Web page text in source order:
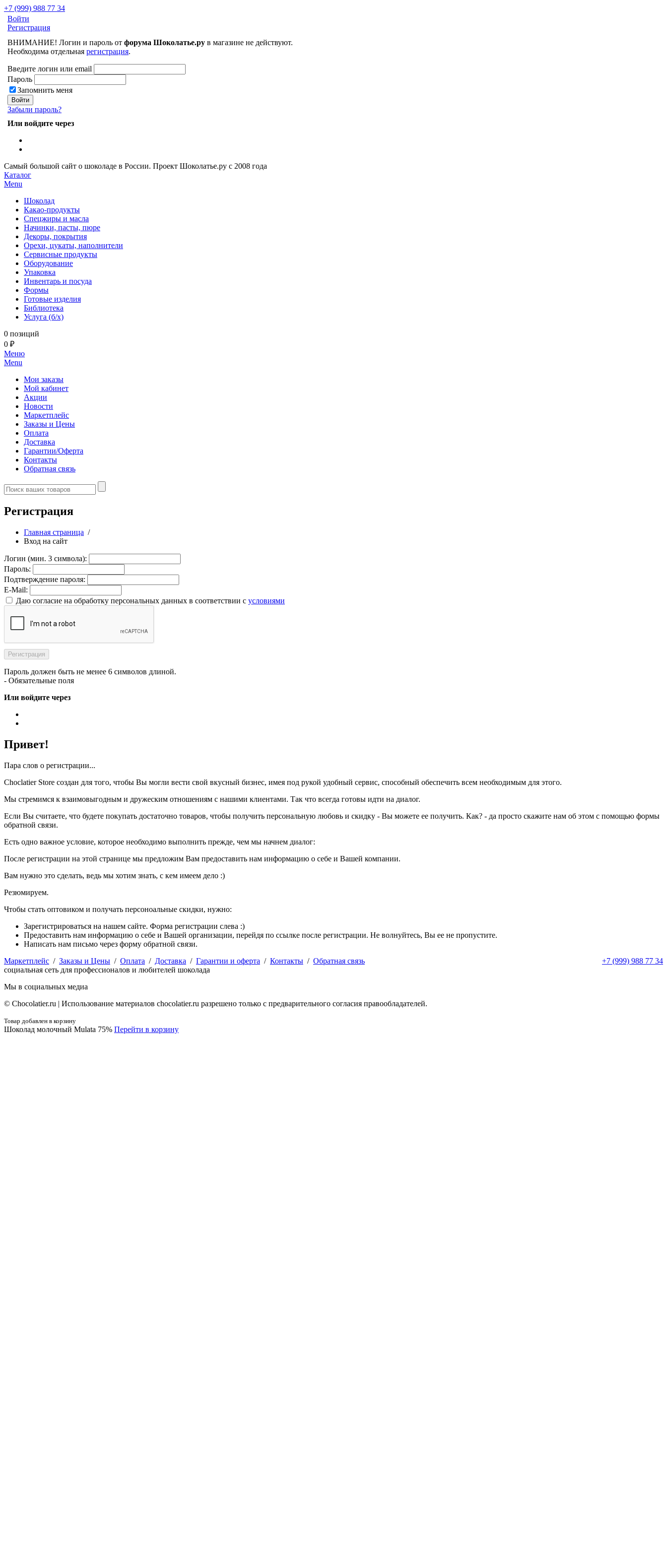
+7 (999) 988 77 34
Войти
Регистрация
ВНИМАНИЕ! Логин и пароль от форума Шоколатье.ру в магазине не действуют.
Необходима отдельная регистрация.
Введите логин или email
Пароль
Запомнить меня
Забыли пароль?
Или войдите через
Самый большой сайт о шоколаде в России. Проект Шоколатье.ру с 2008 года
Каталог
Menu
Шоколад
Какао-продукты
Спецжиры и масла
Начинки, пасты, пюре
Декоры, покрытия
Орехи, цукаты, наполнители
Сервисные продукты
Оборудование
Упаковка
Инвентарь и посуда
Формы
Готовые изделия
Библиотека
Услуга (б/х)
0 позиций
0 ₽
Меню
Menu
Мои заказы
Мой кабинет
Акции
Новости
Маркетплейс
Заказы и Цены
Оплата
Доставка
Гарантии/Оферта
Контакты
Обратная связь
Регистрация
Главная страница /
Вход на сайт
Логин (мин. 3 символа):
Пароль:
Подтверждение пароля:
E-Mail:
Даю согласие на обработку персональных данных в соответствии с условиями
Пароль должен быть не менее 6 символов длиной.
- Обязательные поля
Или войдите через
Привет!
Пара слов о регистрации...
Choclatier Store создан для того, чтобы Вы могли вести свой вкусный бизнес, имея под рукой удобный сервис, способный обеспечить всем необходимым для этого.
Мы стремимся к взаимовыгодным и дружеским отношениям с нашими клиентами. Так что всегда готовы идти на диалог.
Если Вы считаете, что будете покупать достаточно товаров, чтобы получить персональную любовь и скидку - Вы можете ее получить. Как? - да просто скажите нам об этом с помощью формы
обратной связи.
Есть одно важное условие, которое необходимо выполнить прежде, чем мы начнем диалог:
После регистрации на этой странице мы предложим Вам предоставить нам информацию о себе и Вашей компании.
Вам нужно это сделать, ведь мы хотим знать, с кем имеем дело :)
Резюмируем.
Чтобы стать оптовиком и получать персоноальные скидки, нужно:
Зарегистрироваться на нашем сайте. Форма регистрации слева :)
Предоставить нам информацию о себе и Вашей организации, перейдя по ссылке после регистрации. Не волнуйтесь, Вы ее не пропустите.
Написать нам письмо через форму обратной связи.
+7 (999) 988 77 34
Маркетплейс / Заказы и Цены / Оплата / Доставка / Гарантии и оферта / Контакты / Обратная связь
социальная сеть для профессионалов и любителей шоколада
Мы в социальных медиа
© Сhocolatier.ru | Использование материалов chocolatier.ru разрешено только с предварительного согласия правообладателей.
Товар добавлен в корзину
Шоколад молочный Mulata 75% Перейти в корзину